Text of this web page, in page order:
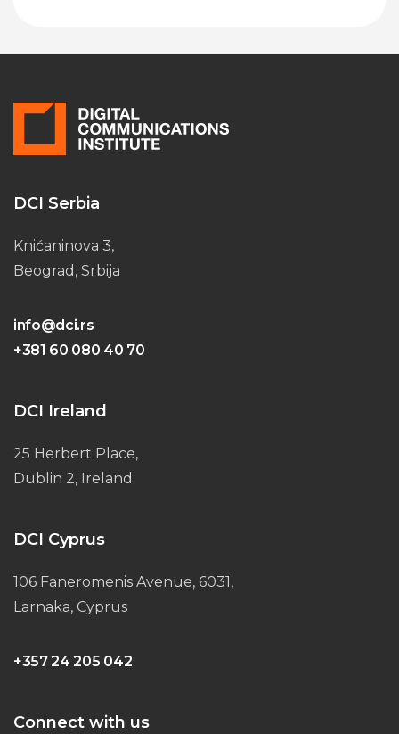
DCI Serbia
Knićaninova 3,
Beograd, Srbija
info@dci.rs
+381 60 080 40 70
DCI Ireland
25 Herbert Place,
Dublin 2, Ireland
DCI Cyprus
106 Faneromenis Avenue, 6031,
Larnaka, Cyprus
+357 24 205 042
Connect with us